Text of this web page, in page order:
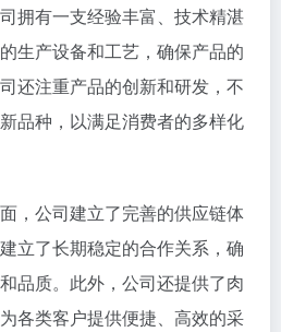
拥有一支经验丰富、技术精湛
生产设备和工艺，确保产品的
还注重产品的创新和研发，不
品种，以满足消费者的多样化
，公司建立了完善的供应链体
立了长期稳定的合作关系，确
品质。此外，公司还提供了肉
各类客户提供便捷、高效的采